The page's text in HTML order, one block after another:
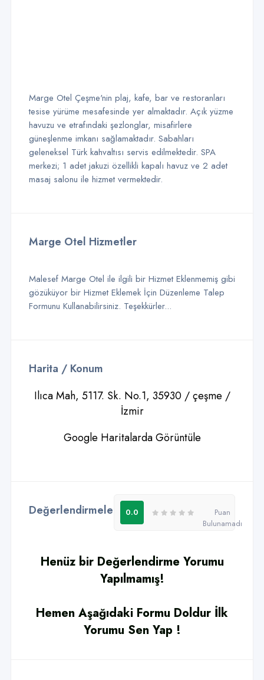
Marge Otel Çeşme'nin plaj, kafe, bar ve restoranları
tesise yürüme mesafesinde yer almaktadır. Açık yüzme
havuzu ve etrafındaki şezlonglar, misafirlere
güneşlenme imkanı sağlamaktadır. Sabahları
geleneksel Türk kahvaltısı servis edilmektedir. SPA
merkezi; 1 adet jakuzi özellikli kapalı havuz ve 2 adet
masaj salonu ile hizmet vermektedir.
Marge Otel Hizmetler
Malesef Marge Otel ile ilgili bir Hizmet Eklenmemiş gibi
gözüküyor bir Hizmet Eklemek İçin Düzenleme Talep
Formunu Kullanabilirsiniz. Teşekkürler...
Harita / Konum
Ilıca Mah, 5117. Sk. No.1, 35930 / çeşme /
İzmir
Google Haritalarda Görüntüle
Değerlendirmeler - Yorumlar0
0.0
Puan
Bulunamadı
Henüz bir Değerlendirme Yorumu
Yapılmamış!
Hemen Aşağıdaki Formu Doldur İlk
Yorumu Sen Yap !